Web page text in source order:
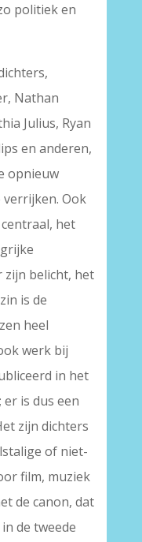
politiek en
Nathan
Julius, Ryan
en anderen,
opnieuw
Ook
het
zijn belicht, het
is de
heel
werk bij
in het
is dus een
zijn dichters
of niet-
film, muziek
de canon, dat
de tweede